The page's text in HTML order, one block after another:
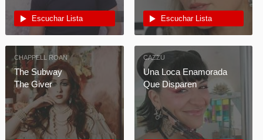
Escuchar Lista Escuchar Lista
CHAPPELL ROAN
The Subway
The Giver
CAZZU
Una Loca Enamorada
Que Disparen